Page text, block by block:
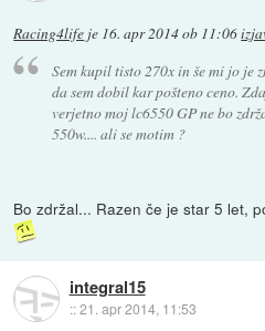
Racing4life je 16. apr 2014 ob 11:06
Sem kupil tisto 270x in še mi jo je
da sem dobil kar pošteno ceno.
verjetno moj lc6550 GP ne bo
550w.... ali se motim ?
Bo zdržal... Razen če je star 5 let,
integral15
::21. apr 2014, 11:53